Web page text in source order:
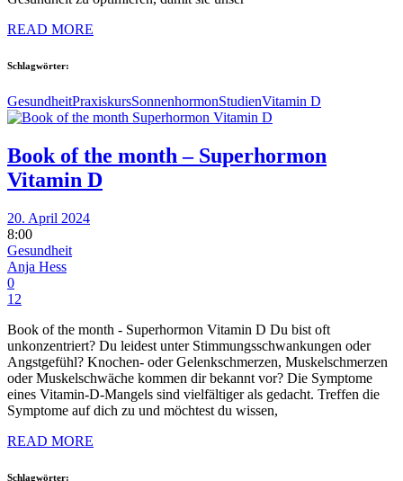
READ MORE
Schlagwörter:
GesundheitPraxiskursSonnenhormonStudienVitamin D
Book of the month – Superhormon
Vitamin D
20. April 2024
8:00
Gesundheit
Anja Hess
0
12
Book of the month - Superhormon Vitamin D Du bist oft
unkonzentriert? Du leidest unter Stimmungsschwankungen oder
Angstgefühl? Knochen- oder Gelenkschmerzen, Muskelschmerzen
oder Muskelschwäche kommen dir bekannt vor? Die Symptome
eines Vitamin-D-Mangels sind vielfältiger als gedacht. Treffen die
Symptome auf dich zu und möchtest du wissen,
READ MORE
Schlagwörter: